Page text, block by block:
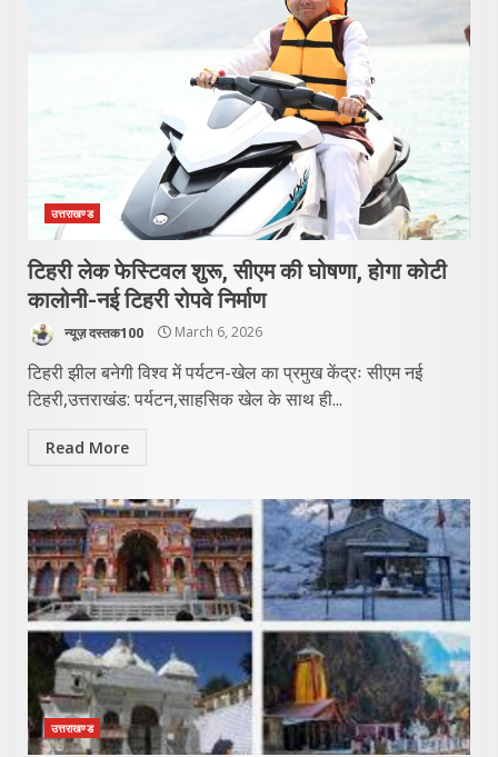
उत्तराखण्ड
टिहरी लेक फेस्टिवल शुरू, सीएम की घोषणा, होगा कोटी
कालोनी-नई टिहरी रोपवे निर्माण
न्यूज़ दस्तक100 March 6, 2026
टिहरी झील बनेगी विश्व में पर्यटन-खेल का प्रमुख केंद्रः सीएम नई
टिहरी,उत्तराखंड: पर्यटन,साहसिक खेल के साथ ही...
Read More
उत्तराखण्ड